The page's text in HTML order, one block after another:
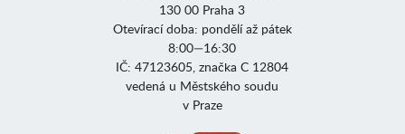
130 00 Praha 3
Otevírací doba: pondělí až pátek
8:00—16:30
IČ: 47123605, značka C 12804
vedená u Městského soudu
v Praze